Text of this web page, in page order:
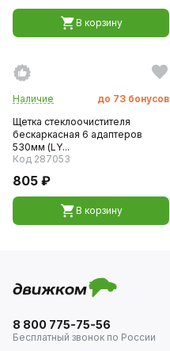
В корзину
Наличие до 73 бонусов
Щетка стеклоочистителя
бескаркасная 6 адаптеров
530мм (LY...
Код 287053
805 ₽
В корзину
8 800 775-75-56
Бесплатный звонок по России